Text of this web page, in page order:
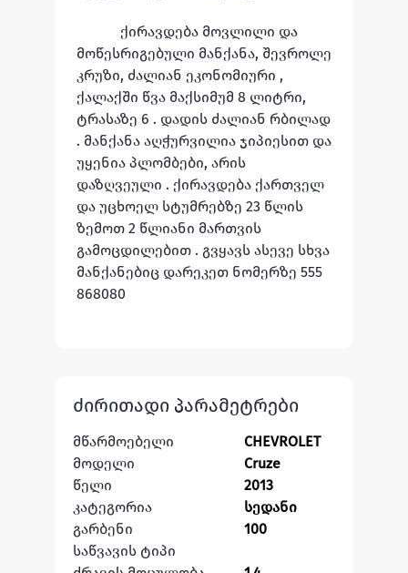
ქირავდება მოვლილი და
მოწესრიგებული მანქანა, შევროლე
კრუზი, ძალიან ეკონომიური ,
ქალაქში წვა მაქსიმუმ 8 ლიტრი,
ტრასაზე 6 . დადის ძალიან რბილად
. მანქანა აღჭურვილია ჯიპიესით და
უყენია პლომბები, არის
დაზღვეული . ქირავდება ქართველ
და უცხოელ სტუმრებზე 23 წლის
ზემოთ 2 წლიანი მართვის
გამოცდილებით . გვყავს ასევე სხვა
მანქანებიც დარეკეთ ნომერზე 555
868080
ძირითადი პარამეტრები
მწარმოებელი
CHEVROLET
მოდელი
Cruze
წელი
2013
კატეგორია
სედანი
გარბენი
100
საწვავის ტიპი